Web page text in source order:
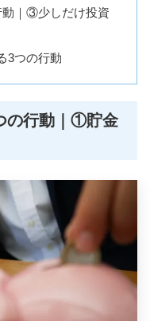
動｜③少しだけ投資
3つの行動
の行動｜①貯金